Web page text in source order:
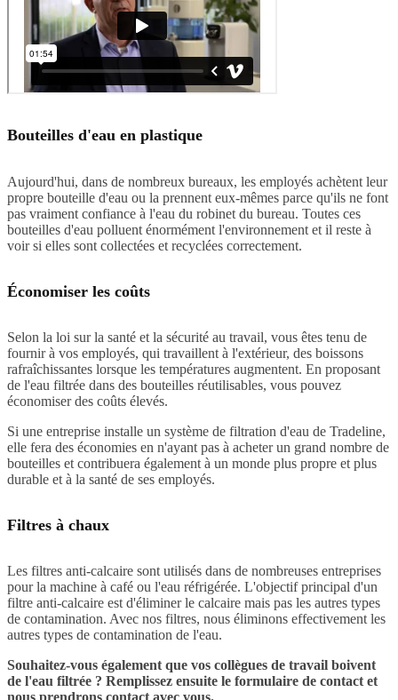
Bouteilles d'eau en plastique
Aujourd'hui, dans de nombreux bureaux, les employés achètent leur
propre bouteille d'eau ou la prennent eux-mêmes parce qu'ils ne font
pas vraiment confiance à l'eau du robinet du bureau. Toutes ces
bouteilles d'eau polluent énormément l'environnement et il reste à
voir si elles sont collectées et recyclées correctement.
Économiser les coûts
Selon la loi sur la santé et la sécurité au travail, vous êtes tenu de
fournir à vos employés, qui travaillent à l'extérieur, des boissons
rafraîchissantes lorsque les températures augmentent. En proposant
de l'eau filtrée dans des bouteilles réutilisables, vous pouvez
économiser des coûts élevés.
Si une entreprise installe un système de filtration d'eau de Tradeline,
elle fera des économies en n'ayant pas à acheter un grand nombre de
bouteilles et contribuera également à un monde plus propre et plus
durable et à la santé de ses employés.
Filtres à chaux
Les filtres anti-calcaire sont utilisés dans de nombreuses entreprises
pour la machine à café ou l'eau réfrigérée. L'objectif principal d'un
filtre anti-calcaire est d'éliminer le calcaire mais pas les autres types
de contamination. Avec nos filtres, nous éliminons effectivement les
autres types de contamination de l'eau.
Souhaitez-vous également que vos collègues de travail boivent
de l'eau filtrée ? Remplissez ensuite le formulaire de contact et
nous prendrons contact avec vous.